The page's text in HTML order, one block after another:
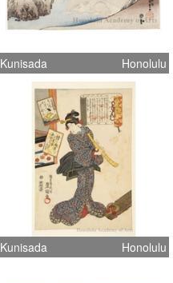
Kunisada Honolulu
Kunisada Honolulu